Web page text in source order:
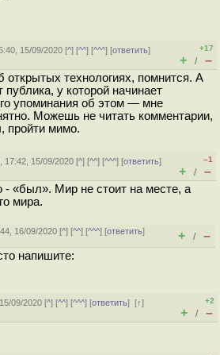
15/09/2020 [^] [^^] [^^^] [ответить]
+17
+ / –
открытых технологиях, помнится. А
публика, у которой начинает
упоминания об этом — мне
Можешь не читать комментарии,
пройти мимо.
17:42, 15/09/2020 [^] [^^] [^^^] [ответить]
–1
+ / –
- «был». Мир не стоит на месте, а
мира.
16/09/2020 [^] [^^] [^^^] [ответить]
+ / –
напишите:
09/2020 [^] [^^] [^^^] [ответить][↑]
+2
+ / –